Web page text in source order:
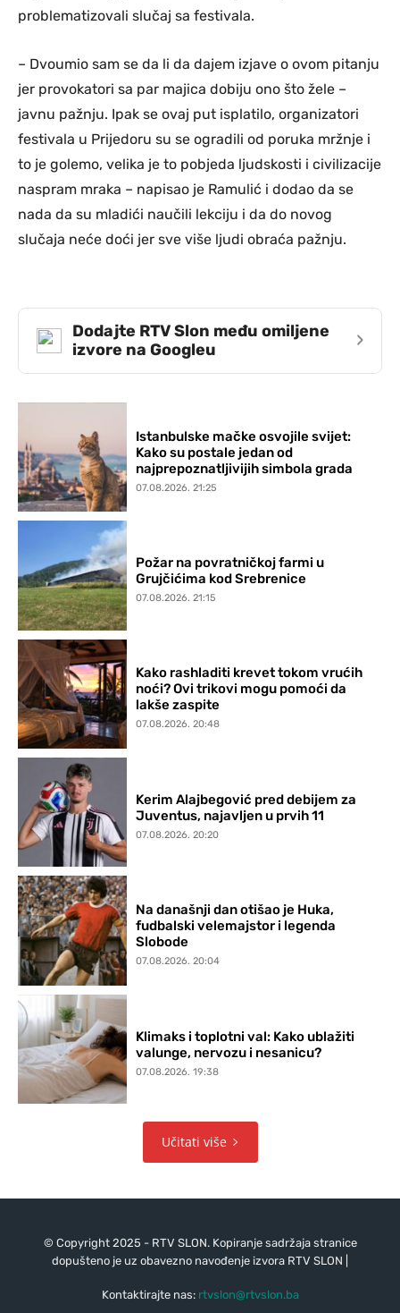
problematizovali slučaj sa festivala.
– Dvoumio sam se da li da dajem izjave o ovom pitanju
jer provokatori sa par majica dobiju ono što žele –
javnu pažnju. Ipak se ovaj put isplatilo, organizatori
festivala u Prijedoru su se ogradili od poruka mržnje i
to je golemo, velika je to pobjeda ljudskosti i civilizacije
naspram mraka – napisao je Ramulić i dodao da se
nada da su mladići naučili lekciju i da do novog
slučaja neće doći jer sve više ljudi obraća pažnju.
Dodajte RTV Slon među omiljene
izvore na Googleu
›
Istanbulske mačke osvojile svijet:
Kako su postale jedan od
najprepoznatljivijih simbola grada
07.08.2026. 21:25
Požar na povratničkoj farmi u
Grujčićima kod Srebrenice
07.08.2026. 21:15
Kako rashladiti krevet tokom vrućih
noći? Ovi trikovi mogu pomoći da
lakše zaspite
07.08.2026. 20:48
Kerim Alajbegović pred debijem za
Juventus, najavljen u prvih 11
07.08.2026. 20:20
Na današnji dan otišao je Huka,
fudbalski velemajstor i legenda
Slobode
07.08.2026. 20:04
Klimaks i toplotni val: Kako ublažiti
valunge, nervozu i nesanicu?
07.08.2026. 19:38
Učitati više
© Copyright 2025 - RTV SLON. Kopiranje sadržaja stranice
dopušteno je uz obavezno navođenje izvora RTV SLON |
Kontaktirajte nas: rtvslon@rtvslon.ba